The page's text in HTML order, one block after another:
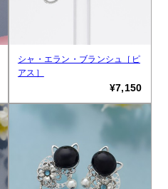
シャ・エラン・ブランシュ［ピ
アス］
¥7,150